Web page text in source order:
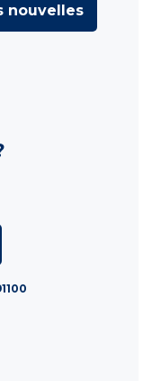
nouvelles